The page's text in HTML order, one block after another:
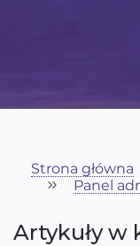
Strona główna
Panel
Artykuły w